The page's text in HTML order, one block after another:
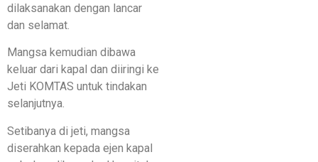
dilaksanakan dengan lancar
dan selamat.
Mangsa kemudian dibawa
keluar dari kapal dan diiringi ke
Jeti KOMTAS untuk tindakan
selanjutnya.
Setibanya di jeti, mangsa
diserahkan kepada ejen kapal